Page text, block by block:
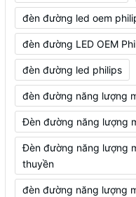
đèn đường led oem
đèn đường LED OEM
đèn đường led philips
đèn đường năng lượng
Đèn đường năng lượng
Đèn đường năng lượng
thuyền
đèn đường năng lượng